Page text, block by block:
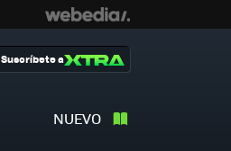
NUEVO
Suscríbete a